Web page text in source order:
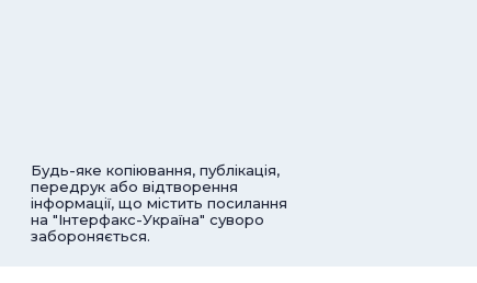
Будь-яке копіювання, публікація,
передрук або відтворення
інформації, що містить посилання
на "Інтерфакс-Україна" суворо
забороняється.